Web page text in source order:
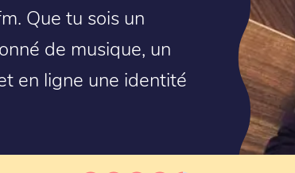
Que tu sois un
de musique, un
en ligne une identité